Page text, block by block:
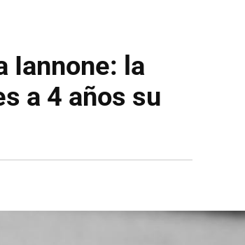
Iannone: la
a 4 años su